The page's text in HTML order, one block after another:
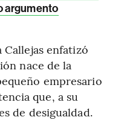
argumento
enfatizó
nace de la
empresario
que, a su
de desigualdad.